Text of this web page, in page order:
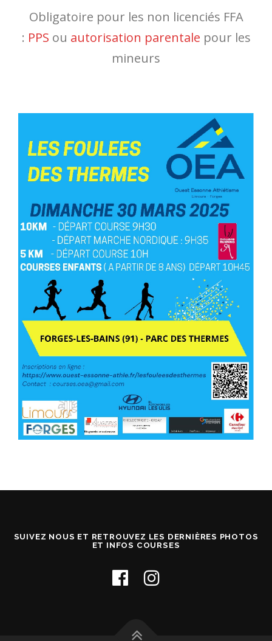
Obligatoire pour les non licenciés FFA
: PPS ou autorisation parentale pour les
mineurs
SUIVEZ NOUS ET RETROUVEZ LES DERNIÈRES PHOTOS
ET INFOS COURSES